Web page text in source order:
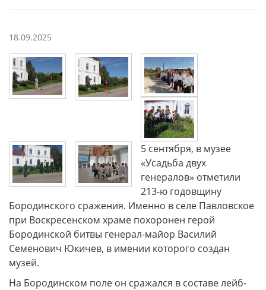
18.09.2025
5 сентября, в музее
«Усадьба двух
генералов» отметили
213-ю годовщину
Бородинского сражения. Именно в селе Павловское
при Воскресенском храме похоронен герой
Бородинской битвы генерал-майор Василий
Семенович Юкичев, в имении которого создан
музей.
На Бородинском поле он сражался в составе лейб-